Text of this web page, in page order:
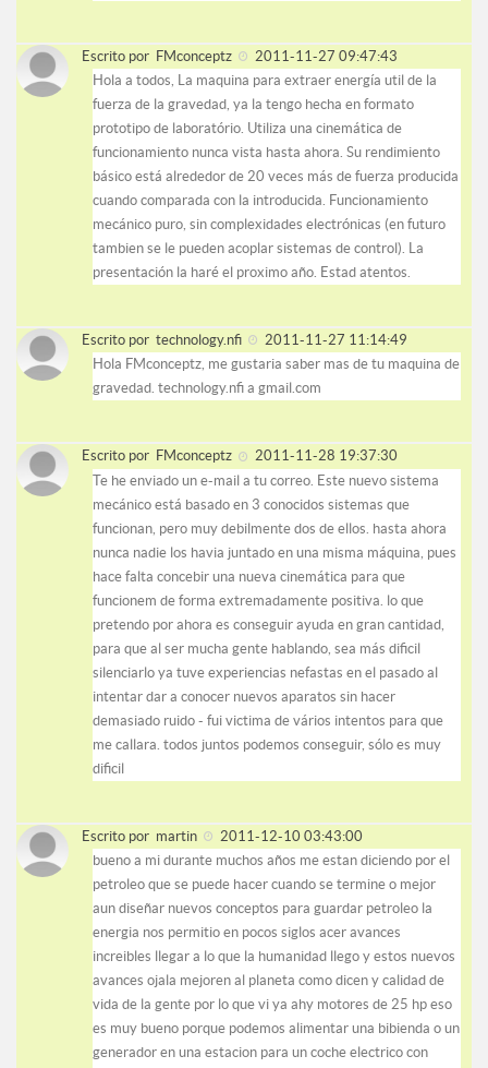
Escrito por FMconceptz
2011-11-27 09:47:43
Hola a todos, La maquina para extraer energía util de la
fuerza de la gravedad, ya la tengo hecha en formato
prototipo de laboratório. Utiliza una cinemática de
funcionamiento nunca vista hasta ahora. Su rendimiento
básico está alrededor de 20 veces más de fuerza producida
cuando comparada con la introducida. Funcionamiento
mecánico puro, sin complexidades electrónicas (en futuro
tambien se le pueden acoplar sistemas de control). La
presentación la haré el proximo año. Estad atentos.
Escrito por technology.nfi
2011-11-27 11:14:49
Hola FMconceptz, me gustaria saber mas de tu maquina de
gravedad. technology.nfi a gmail.com
Escrito por FMconceptz
2011-11-28 19:37:30
Te he enviado un e-mail a tu correo. Este nuevo sistema
mecánico está basado en 3 conocidos sistemas que
funcionan, pero muy debilmente dos de ellos. hasta ahora
nunca nadie los havia juntado en una misma máquina, pues
hace falta concebir una nueva cinemática para que
funcionem de forma extremadamente positiva. lo que
pretendo por ahora es conseguir ayuda en gran cantidad,
para que al ser mucha gente hablando, sea más dificil
silenciarlo ya tuve experiencias nefastas en el pasado al
intentar dar a conocer nuevos aparatos sin hacer
demasiado ruido - fui victima de vários intentos para que
me callara. todos juntos podemos conseguir, sólo es muy
dificil
Escrito por martin
2011-12-10 03:43:00
bueno a mi durante muchos años me estan diciendo por el
petroleo que se puede hacer cuando se termine o mejor
aun diseñar nuevos conceptos para guardar petroleo la
energia nos permitio en pocos siglos acer avances
increibles llegar a lo que la humanidad llego y estos nuevos
avances ojala mejoren al planeta como dicen y calidad de
vida de la gente por lo que vi ya ahy motores de 25 hp eso
es muy bueno porque podemos alimentar una bibienda o un
generador en una estacion para un coche electrico con